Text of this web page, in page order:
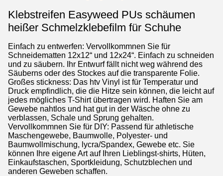
Klebstreifen Easyweed PUs schäumen
heißer Schmelzklebefilm für Schuhe
Einfach zu entwerfen: Vervollkommnen Sie für
Schneidematten 12x12“ und 12x24“. Einfach zu schneiden
und zu säubern. Ihr Entwurf fällt nicht weg während des
Säuberns oder des Stockes auf die transparente Folie.
Großes stickness: Das htv Vinyl ist für Temperatur und
Druck empfindlich, die die Hitze sein können, die leicht auf
jedes mögliches T-Shirt übertragen wird. Haften Sie am
Gewebe nahtlos und hat gut in der Wäsche ohne zu
verblassen, Schale und Sprung gehalten.
Vervollkommnen Sie für DIY: Passend für athletische
Maschengewebe, Baumwolle, Polyester- und
Baumwollmischung, lycra/Spandex, Gewebe etc. Sie
können Ihre eigene Art auf Ihren Lieblingst-shirts, Hüten,
Einkaufstaschen, Sportkleidung, Schutzblechen und
anderen Geweben schaffen.